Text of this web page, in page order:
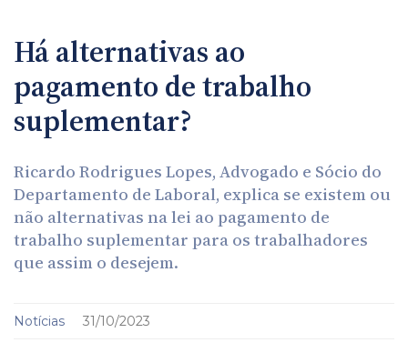
Há alternativas ao
pagamento de trabalho
suplementar?
Ricardo Rodrigues Lopes, Advogado e Sócio do
Departamento de Laboral, explica se existem ou
não alternativas na lei ao pagamento de
trabalho suplementar para os trabalhadores
que assim o desejem.
Notícias 31/10/2023